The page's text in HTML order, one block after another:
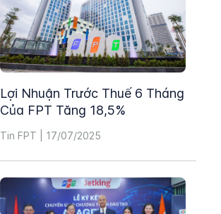
Lợi Nhuận Trước Thuế 6 Tháng
Của FPT Tăng 18,5%
Tin FPT | 17/07/2025